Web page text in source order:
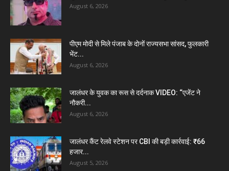
August 6, 2026
पीएम मोदी से मिले पंजाब के दोनों राज्यसभा सांसद, फुलकारी
भेंट...
August 6, 2026
जालंधर के युवक का रूस से दर्दनाक VIDEO: “एजेंट ने
नौकरी...
August 6, 2026
जालंधर कैंट रेलवे स्टेशन पर CBI की बड़ी कार्रवाई: ₹66
हजार...
August 5, 2026